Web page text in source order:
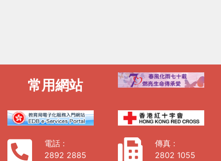
常用網站
電話 :
2892 2885
傳真 :
2802 1055